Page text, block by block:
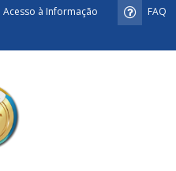
FAQ
Acesso à Informação